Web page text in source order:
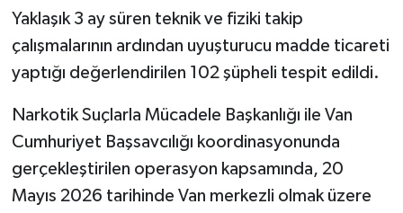
Yaklaşık 3 ay süren teknik ve fiziki takip
çalışmalarının ardından uyuşturucu madde ticareti
yaptığı değerlendirilen 102 şüpheli tespit edildi.
Narkotik Suçlarla Mücadele Başkanlığı ile Van
Cumhuriyet Başsavcılığı koordinasyonunda
gerçekleştirilen operasyon kapsamında, 20
Mayıs 2026 tarihinde Van merkezli olmak üzere